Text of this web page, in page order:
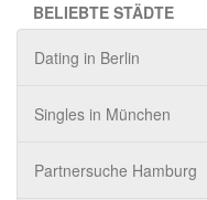
BELIEBTE STÄDTE
Dating in Berlin
Singles in München
Partnersuche Hamburg